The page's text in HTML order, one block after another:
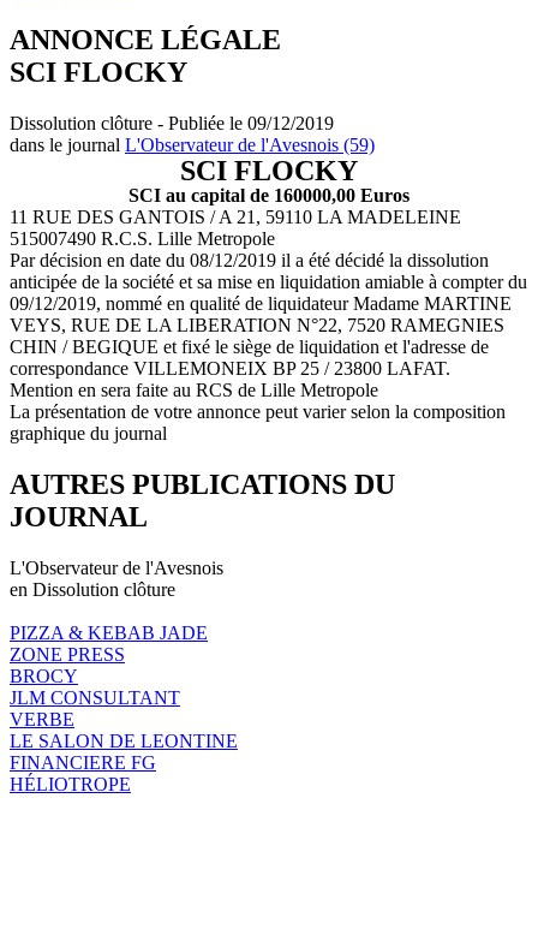
ANNONCE LÉGALE
SCI FLOCKY
Dissolution clôture - Publiée le 09/12/2019
dans le journal L'Observateur de l'Avesnois (59)
SCI FLOCKY
SCI au capital de 160000,00 Euros
11 RUE DES GANTOIS / A 21, 59110 LA MADELEINE
515007490 R.C.S. Lille Metropole
Par décision en date du 08/12/2019 il a été décidé la dissolution
anticipée de la société et sa mise en liquidation amiable à compter du
09/12/2019, nommé en qualité de liquidateur Madame MARTINE
VEYS, RUE DE LA LIBERATION N°22, 7520 RAMEGNIES
CHIN / BEGIQUE et fixé le siège de liquidation et l'adresse de
correspondance VILLEMONEIX BP 25 / 23800 LAFAT.
Mention en sera faite au RCS de Lille Metropole
La présentation de votre annonce peut varier selon la composition
graphique du journal
AUTRES PUBLICATIONS DU
JOURNAL
L'Observateur de l'Avesnois
en Dissolution clôture
PIZZA & KEBAB JADE
ZONE PRESS
BROCY
JLM CONSULTANT
VERBE
LE SALON DE LEONTINE
FINANCIERE FG
HÉLIOTROPE